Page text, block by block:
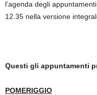
l’agenda degli
12.35 nella versione
Questi gli appuntamenti
POMERIGGIO